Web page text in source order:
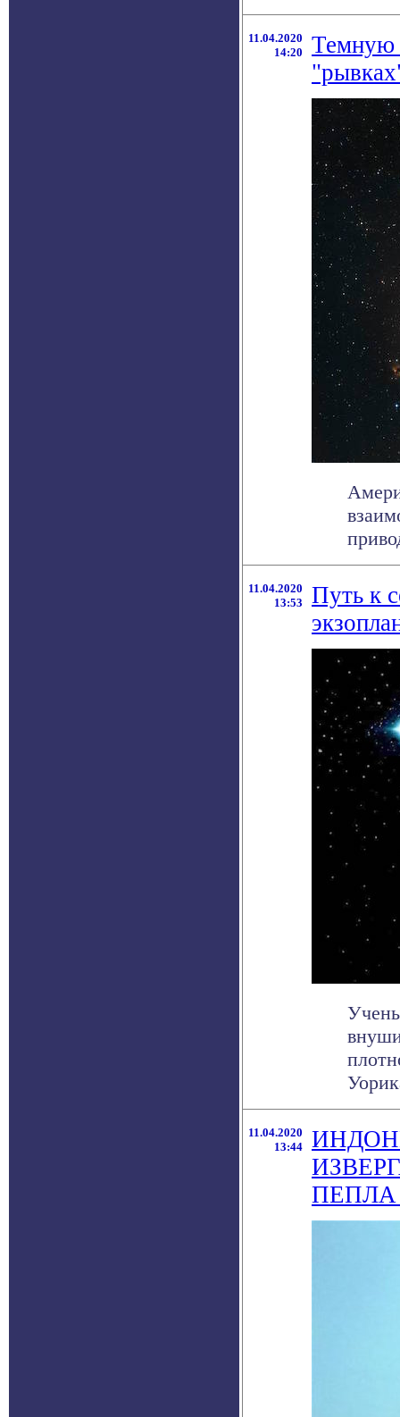
11.04.2020
14:20
Темную
11.04.2020
13:53
Путь к
11.04.2020
13:44